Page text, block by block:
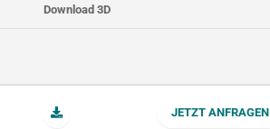
Download 3D
JETZT ANFRAGEN